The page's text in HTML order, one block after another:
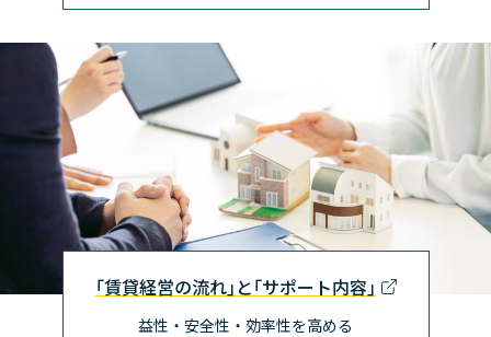
｢賃貸経営の流れ｣と｢サポート内容｣
益性・安全性・効率性を高める